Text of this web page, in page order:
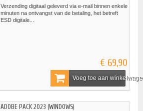
Verzending digitaal geleverd via e-mail binnen enkele
minuten na ontvangst van de betaling, het betreft
ESD digitale...
€ 69,90
Voeg toe aan
ADOBE PACK 2023 (WINDOWS)